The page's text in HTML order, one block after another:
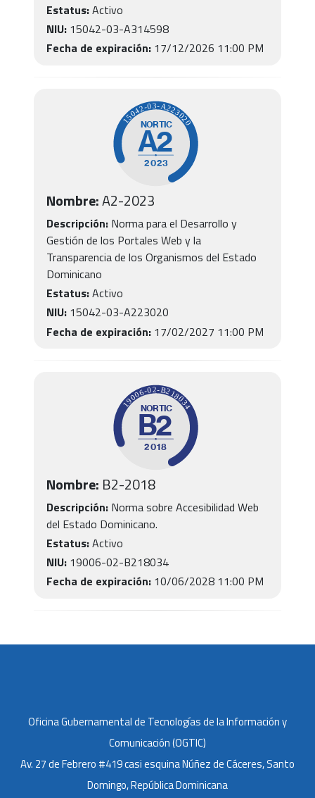
Estatus:Activo
NIU:15042-03-A314598
Fecha de expiración:17/12/2026 11:00 PM
Nombre:A2-2023
Descripción:Norma para el Desarrollo y
Gestión de los Portales Web y la
Transparencia de los Organismos del Estado
Dominicano
Estatus:Activo
NIU:15042-03-A223020
Fecha de expiración:17/02/2027 11:00 PM
Nombre: B2-2018
Descripción:Norma sobre Accesibilidad Web
del Estado Dominicano.
Estatus:Activo
NIU:19006-02-B218034
Fecha de expiración:10/06/2028 11:00 PM
Oficina Gubernamental de Tecnologías de la Información y
Comunicación (OGTIC)
Av. 27 de Febrero #419 casi esquina Núñez de Cáceres, Santo
Domingo, República Dominicana